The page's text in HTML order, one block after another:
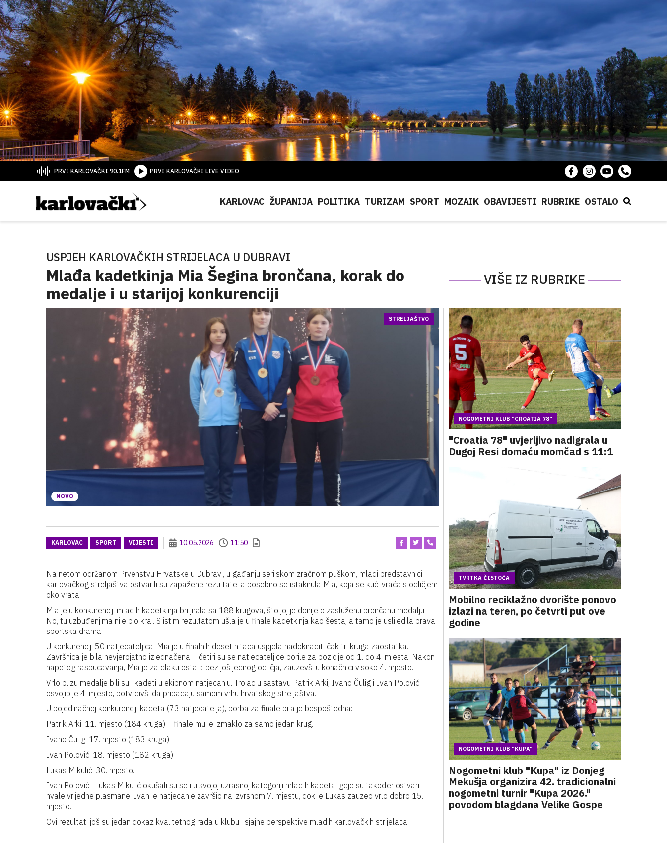
PRVI KARLOVAČKI 90.1FM PRVI KARLOVAČKI LIVE VIDEO
KARLOVAC ŽUPANIJA POLITIKA TURIZAM SPORT MOZAIK OBAVIJESTI RUBRIKE OSTALO
USPJEH KARLOVAČKIH STRIJELACA U DUBRAVI
Mlađa kadetkinja Mia Šegina brončana, korak do
medalje i u starijoj konkurenciji
VIŠE IZ RUBRIKE
NOVO
STRELJAŠTVO
KARLOVAC SPORT VIJESTI 10.05.2026 11:50
Na netom održanom Prvenstvu Hrvatske u Dubravi, u gađanju serijskom zračnom puškom, mladi predstavnici
karlovačkog streljaštva ostvarili su zapažene rezultate, a posebno se istaknula Mia, koja se kući vraća s odličjem
oko vrata.
Mia je u konkurenciji mlađih kadetkinja briljirala sa 188 krugova, što joj je donijelo zasluženu brončanu medalju.
No, tu uzbuđenjima nije bio kraj. S istim rezultatom ušla je u finale kadetkinja kao šesta, a tamo je uslijedila prava
sportska drama.
U konkurenciji 50 natjecateljica, Mia je u finalnih deset hitaca uspjela nadoknaditi čak tri kruga zaostatka.
Završnica je bila nevjerojatno izjednačena – četiri su se natjecateljice borile za pozicije od 1. do 4. mjesta. Nakon
napetog raspucavanja, Mia je za dlaku ostala bez još jednog odličja, zauzevši u konačnici visoko 4. mjesto.
Vrlo blizu medalje bili su i kadeti u ekipnom natjecanju. Trojac u sastavu Patrik Arki, Ivano Čulig i Ivan Polović
osvojio je 4. mjesto, potvrdivši da pripadaju samom vrhu hrvatskog streljaštva.
U pojedinačnoj konkurenciji kadeta (73 natjecatelja), borba za finale bila je bespoštedna:
Patrik Arki: 11. mjesto (184 kruga) – finale mu je izmaklo za samo jedan krug.
Ivano Čulig: 17. mjesto (183 kruga).
Ivan Polović: 18. mjesto (182 kruga).
Lukas Mikulić: 30. mjesto.
Ivan Polović i Lukas Mikulić okušali su se i u svojoj uzrasnoj kategoriji mlađih kadeta, gdje su također ostvarili
hvale vrijedne plasmane. Ivan je natjecanje završio na izvrsnom 7. mjestu, dok je Lukas zauzeo vrlo dobro 15.
mjesto.
Ovi rezultati još su jedan dokaz kvalitetnog rada u klubu i sjajne perspektive mladih karlovačkih strijelaca.
NOGOMETNI KLUB "CROATIA 78"
"Croatia 78" uvjerljivo nadigrala u
Dugoj Resi domaću momčad s 11:1
TVRTKA ČISTOĆA
Mobilno reciklažno dvorište ponovo
izlazi na teren, po četvrti put ove
godine
NOGOMETNI KLUB "KUPA"
Nogometni klub "Kupa" iz Donjeg
Mekušja organizira 42. tradicionalni
nogometni turnir "Kupa 2026."
povodom blagdana Velike Gospe